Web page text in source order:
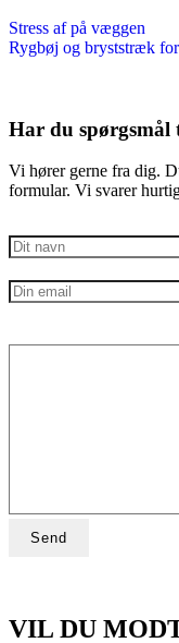
Stress af på væggen
Rygbøj og bryststræk
Har du spørgsmål
Vi hører gerne fra dig.
formular. Vi svarer
VIL DU